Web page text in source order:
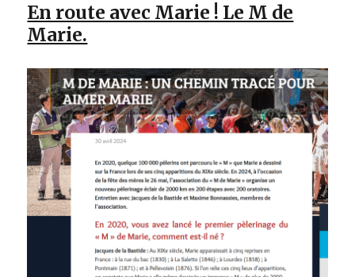
En route avec Marie ! Le M de
Marie.